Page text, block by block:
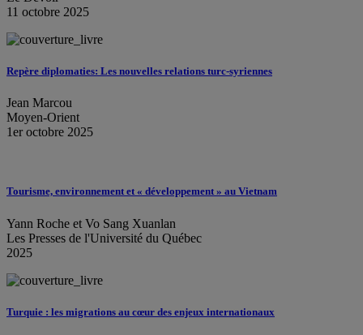
11 octobre 2025
Repère diplomaties: Les nouvelles relations turc-syriennes
Jean Marcou
Moyen-Orient
1er octobre 2025
Tourisme, environnement et « développement » au Vietnam
Yann Roche et Vo Sang Xuanlan
Les Presses de l'Université du Québec
2025
Turquie : les migrations au cœur des enjeux internationaux